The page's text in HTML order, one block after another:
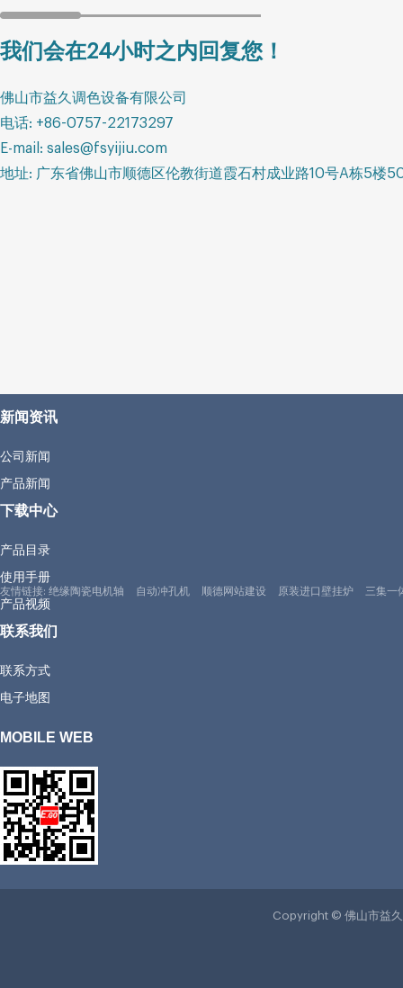
我们会在24小时之内回复您！
佛山市益久调色设备有限公司
电话: +86-0757-22173297
E-mail: sales@fsyijiu.com
地址: 广东省佛山市顺德区伦教街道霞石村成业路10号A栋5楼
友情链接: 绝缘陶瓷电机轴 自动冲孔机 顺德网站建设 原装进口壁挂炉 三集一
新闻资讯
公司新闻
产品新闻
下载中心
产品目录
使用手册
产品视频
联系我们
联系方式
电子地图
MOBILE WEB
Copyright © 佛山市益